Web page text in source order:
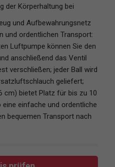
der Körperhaltung bei
und Aufbewahrungsnetz
und ordentlichen Transport:
Luftpumpe können Sie den
anschließend das Ventil
verschließen; jeder Ball wird
geliefert;
cm) bietet Platz für bis zu 10
einfache und ordentliche
bequemen Transport nach